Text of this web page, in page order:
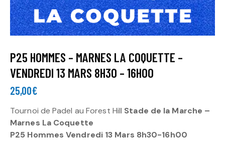
P25 HOMMES – MARNES LA COQUETTE –
VENDREDI 13 MARS 8H30 – 16H00
25,00€
Tournoi de Padel au Forest Hill Stade de la Marche –
Marnes La Coquette
P25 Hommes Vendredi 13 Mars 8h30-16h00